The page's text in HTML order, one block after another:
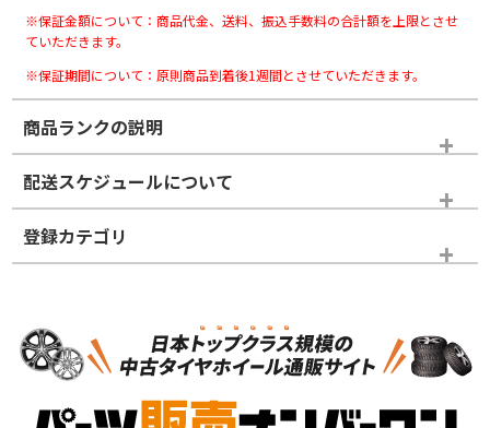
※保証金額について：商品代金、送料、振込手数料の合計額を上限とさせ
ていただきます。
※保証期間について：原則商品到着後1週間とさせていただきます。
商品ランクの説明
※商品ランクは出品者の主観により判断しておりますので、あら
かじめご了承ください。
ホイールランク
S
品）
S
新車外し品（新古
付き
配送スケジュールについて
登録カテゴリ
スタッドレスタイヤホイールセット